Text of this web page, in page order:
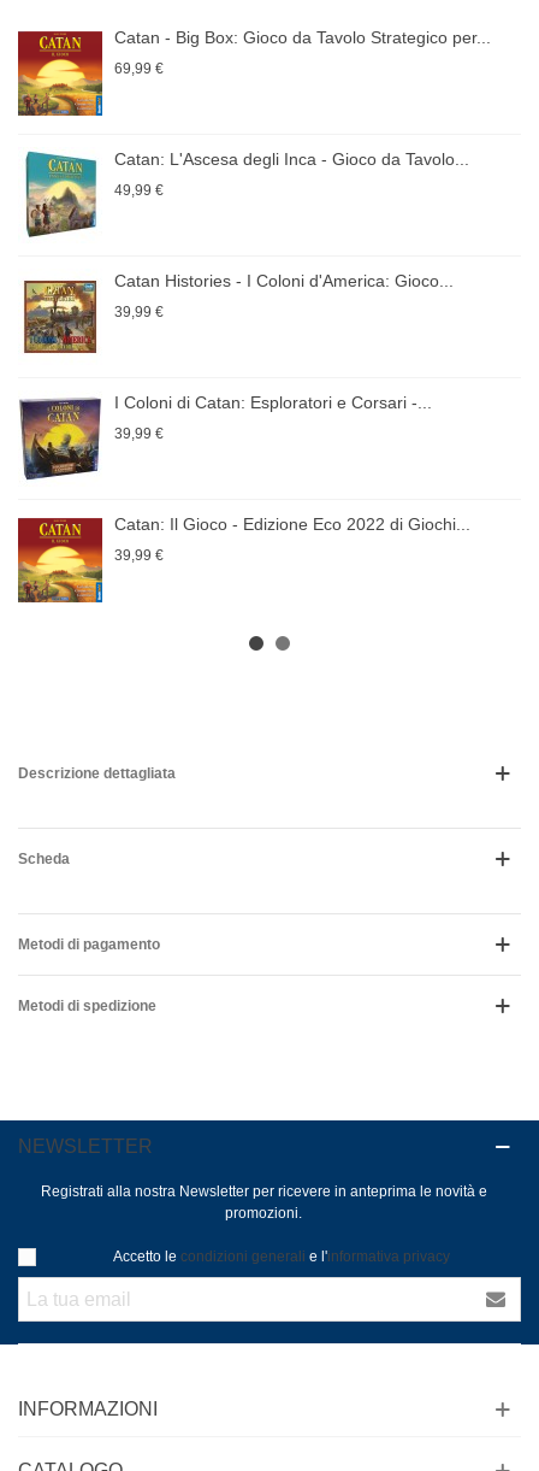
Catan - Big Box: Gioco da Tavolo Strategico per...
69,99 €
Catan: L'Ascesa degli Inca - Gioco da Tavolo...
49,99 €
Catan Histories - I Coloni d'America: Gioco...
39,99 €
I Coloni di Catan: Esploratori e Corsari -...
39,99 €
Catan: Il Gioco - Edizione Eco 2022 di Giochi...
39,99 €
Descrizione dettagliata
Scheda
Metodi di pagamento
Metodi di spedizione
NEWSLETTER
Registrati alla nostra Newsletter per ricevere in anteprima le novità e
promozioni.
Accetto le condizioni generali e l'informativa privacy
INFORMAZIONI